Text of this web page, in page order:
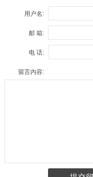
用户名:
邮 箱:
电 话:
留言内容: